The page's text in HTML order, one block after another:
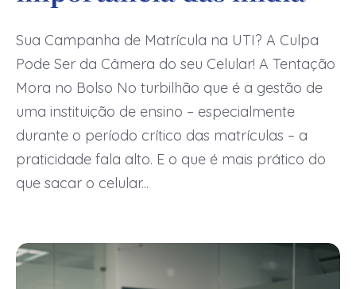
Sua Campanha de Matrícula na UTI? A Culpa
Pode Ser da Câmera do seu Celular! A Tentação
Mora no Bolso No turbilhão que é a gestão de
uma instituição de ensino – especialmente
durante o período crítico das matrículas – a
praticidade fala alto. E o que é mais prático do
que sacar o celular...